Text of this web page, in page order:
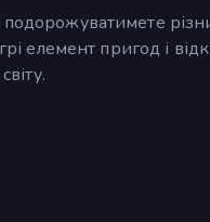
елемент пригод і